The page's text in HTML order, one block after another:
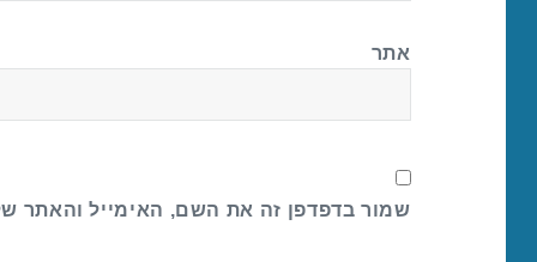
אתר
שמור בדפדפן זה את השם, האימייל והאתר